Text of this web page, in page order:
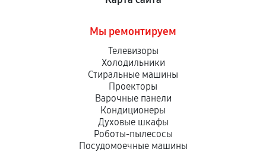
Мы ремонтируем
Телевизоры
Холодильники
Стиральные машины
Проекторы
Варочные панели
Кондиционеры
Духовые шкафы
Роботы-пылесосы
Посудомоечные машины